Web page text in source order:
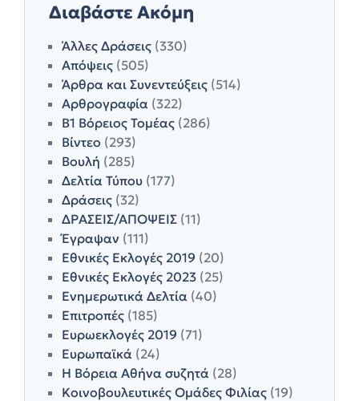
Διαβάστε Ακόμη
Άλλες Δράσεις (330)
Απόψεις (505)
Άρθρα και Συνεντεύξεις (514)
Αρθρογραφία (322)
Β1 Βόρειος Τομέας (286)
Βίντεο (293)
Βουλή (285)
Δελτία Τύπου (177)
Δράσεις (32)
ΔΡΑΣΕΙΣ/ΑΠΟΨΕΙΣ (11)
Έγραψαν (111)
Εθνικές Εκλογές 2019 (20)
Εθνικές Εκλογές 2023 (25)
Ενημερωτικά Δελτία (40)
Επιτροπές (185)
Ευρωεκλογές 2019 (71)
Ευρωπαϊκά (24)
Η Βόρεια Αθήνα συζητά (28)
Κοινοβουλευτικές Ομάδες Φιλίας (19)